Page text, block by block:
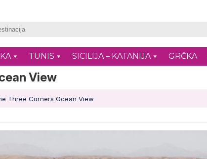
TUNIS SICILIJA – KATANIJA GRČKA
View
Three Corners Ocean View